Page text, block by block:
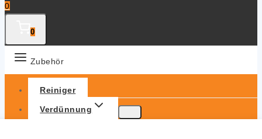
0
0
Zubehör
Reiniger
Verdünnung